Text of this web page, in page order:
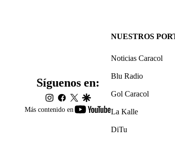
Más contenido en
youtube-
Síguenos en:
instagram
facebook
twittergoogle
NUESTROS
Noticias Caracol
Blu Radio
Gol Caracol
La Kalle
DiTu